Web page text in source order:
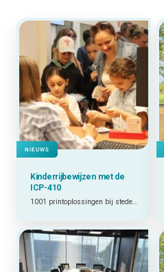
NIEUWS
Kinderrijbewijzen met de
ICP-410
1001 printoplossingen bij steden en gemeenten